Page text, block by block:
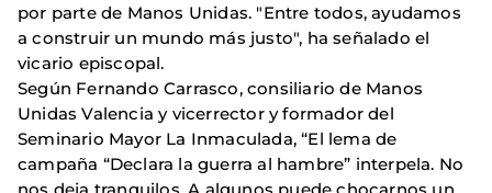
por parte de Manos Unidas. "Entre todos, ayudamos
a construir un mundo más justo", ha señalado el
vicario episcopal.
Según Fernando Carrasco, consiliario de Manos
Unidas Valencia y vicerrector y formador del
Seminario Mayor La Inmaculada, “El lema de
campaña “Declara la guerra al hambre” interpela. No